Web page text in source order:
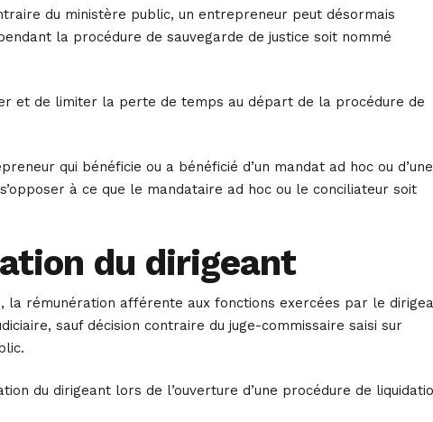
du ministère public, un entrepreneur peut désormais
la procédure de sauvegarde de justice soit nommé
et de limiter la perte de temps au départ de la procédure de
qui bénéficie ou a bénéficié d’un mandat ad hoc ou d’une
à ce que le mandataire ad hoc ou le conciliateur soit
du dirigeant
rémunération afférente aux fonctions exercées par le
sauf décision contraire du juge-commissaire saisi sur
du dirigeant lors de l’ouverture d’une procédure de